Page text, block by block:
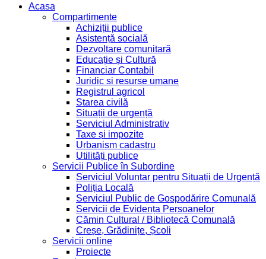
Acasa
Compartimente
Achiziții publice
Asistență socială
Dezvoltare comunitară
Educație și Cultură
Financiar Contabil
Juridic si resurse umane
Registrul agricol
Starea civilă
Situații de urgență
Serviciul Administrativ
Taxe și impozite
Urbanism cadastru
Utilități publice
Servicii Publice în Subordine
Serviciul Voluntar pentru Situații de Urgență
Poliția Locală
Serviciul Public de Gospodărire Comunală
Servicii de Evidența Persoanelor
Cămin Cultural / Bibliotecă Comunală
Creșe, Grădinițe, Școli
Servicii online
Proiecte